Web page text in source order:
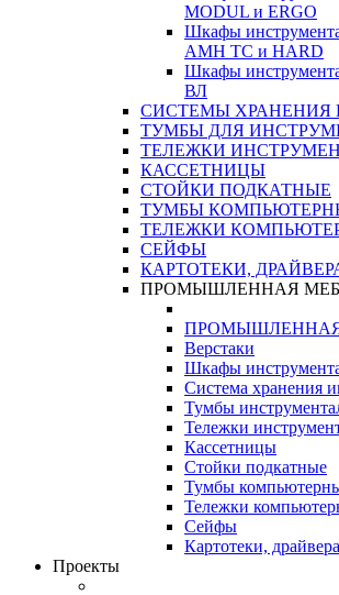
MODUL и ERGO
Шкафы
АМН ТС и HARD
Шкафы
ВЛ
СИСТЕМЫ ХРАНЕНИЯ
ТУМБЫ ДЛЯ
ТЕЛЕЖКИ
КАССЕТНИЦЫ
СТОЙКИ ПОДКАТНЫЕ
ТУМБЫ
ТЕЛЕЖКИ
СЕЙФЫ
КАРТОТЕКИ,
ПРОМЫШЛЕННАЯ
Верстаки
Шкафы
Система хранения
Тумбы
Тележки
Кассетницы
Стойки подкатные
Тумбы
Тележки
Сейфы
Картотеки, драйвера
Проекты